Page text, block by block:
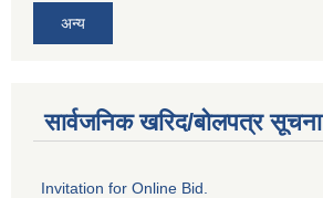
अन्य
सार्वजनिक खरिद/बोलपत्र सूचना
Invitation for Online Bid.